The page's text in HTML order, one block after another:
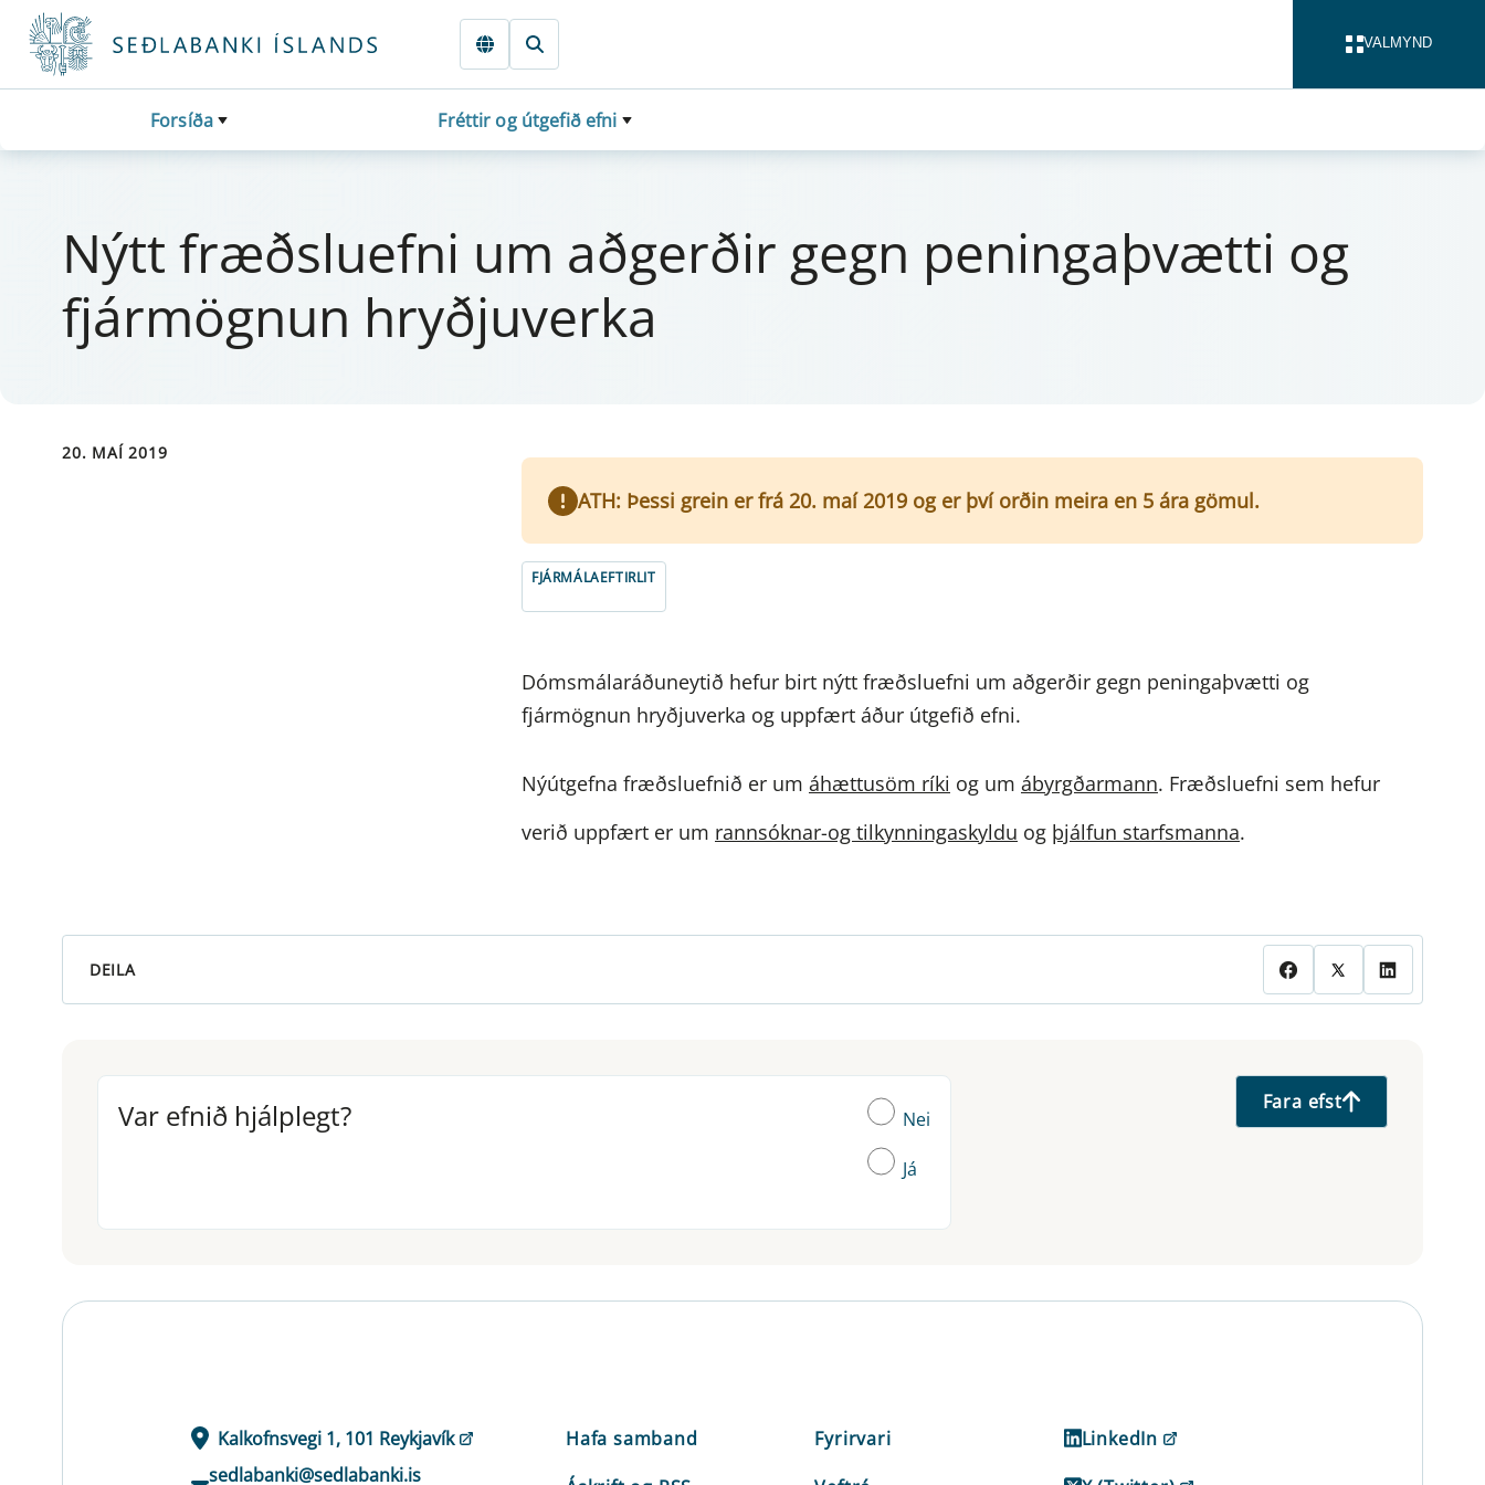
Fara beint í Meginmál
VALMYND
Forsíða Fréttir og útgefið efni
Nýtt fræðslu­efni um aðgerðir gegn pen­ingaþvætti og
fjá­r­mögn­un hryðju­verka
20. MAÍ 2019
ATH: Þessi grein er frá 20. maí 2019 og er því orðin meira en 5 ára gömul.
FJÁRMÁLAEFTIRLIT
Dómsmálaráðuneytið hefur birt nýtt fræðsluefni um aðgerðir gegn peningaþvætti og
fjármögnun hryðjuverka og uppfært áður útgefið efni.
Nýútgefna fræðsluefnið er um áhættusöm ríki og um ábyrgðarmann. Fræðsluefni sem hefur
verið uppfært er um rannsóknar-og tilkynningaskyldu og þjálfun starfsmanna.
DEILA
Var efnið hjálplegt?
Var efnið hjálplegt? Nei
Já
Fara efst
Kalkofnsvegi 1, 101 Reykjavík
sedlabanki@sedlabanki.is
Hafa samband
Fyrirvari
LinkedIn